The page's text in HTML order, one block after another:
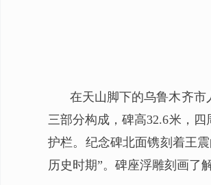
在天山脚下的乌鲁木齐
三部分构成，碑高32.6米，
护栏。纪念碑北面镌刻着王
历史时期”。碑座浮雕刻画了